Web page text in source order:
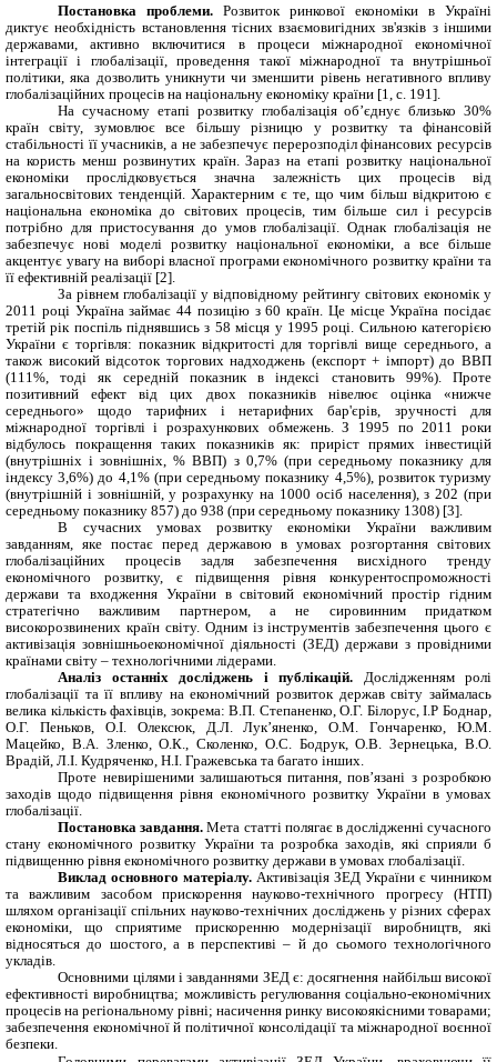
Постановка проблеми.Розвиток ринкової економіки в Україні
диктує необхідність встановлення тісних взаємовигідних зв'язків з іншими
державами, активно включитися в процеси міжнародної економічної
інтеграції і глобалізації, проведення такої міжнародної та внутрішньої
політики, яка дозволить уникнути чи зменшити рівень негативного впливу
глобалізаційних процесів на національну економіку країни [1, с. 191].
На сучасному етапі розвитку глобалізація об’єднує близько 30%
країн світу, зумовлює все більшу різницю у розвитку та фінансовій
стабільності її учасників, а не забезпечує перерозподіл фінансових ресурсів
на користь менш розвинутих країн. Зараз на етапі розвитку національної
економіки прослідковується значна залежність цих процесів від
загальносвітових тенденцій. Характерним є те, що чим більш відкритою є
національна економіка до світових процесів, тим більше сил і ресурсів
потрібно для пристосування до умов глобалізації. Однак глобалізація не
забезпечує нові моделі розвитку національної економіки, а все більше
акцентує увагу на виборі власної програми економічного розвитку країни та
її ефективній реалізації [2].
За рівнем глобалізації у відповідному рейтингу світових економік у
2011 році Україна займає 44 позицію з 60 країн. Це місце Україна посідає
третій рік поспіль піднявшись з 58 місця у 1995 році. Сильною категорією
України є торгівля: показник відкритості для торгівлі вище середнього, а
також високий відсоток торгових надходжень (експорт + імпорт) до ВВП
(111%, тоді як середній показник в індексі становить 99%). Проте
позитивний ефект від цих двох показників нівелює оцінка «нижче
середнього» щодо тарифних і нетарифних бар'єрів, зручності для
міжнародної торгівлі і розрахункових обмежень. З 1995 по 2011 роки
відбулось покращення таких показників як: приріст прямих інвестицій
(внутрішніх і зовнішніх, % ВВП) з 0,7% (при середньому показнику для
індексу 3,6%) до 4,1% (при середньому показнику 4,5%), розвиток туризму
(внутрішній і зовнішній, у розрахунку на 1000 осіб населення), з 202 (при
середньому показнику 857) до 938 (при середньому показнику 1308) [3].
В сучасних умовах розвитку економіки України важливим
завданням, яке постає перед державою в умовах розгортання світових
глобалізаційних процесів задля забезпечення висхідного тренду
економічного розвитку, є підвищення рівня конкурентоспроможності
держави та входження України в світовий економічний простір гідним
стратегічно важливим партнером, а не сировинним придатком
високорозвинених країн світу. Одним із інструментів забезпечення цього є
активізація зовнішньоекономічної діяльності (ЗЕД) держави з провідними
країнами світу – технологічними лідерами.
Аналіз останніх досліджень і публікацій. Дослідженням ролі
глобалізації та її впливу на економічний розвиток держав світу займалась
велика кількість фахівців, зокрема: В.П. Степаненко, О.Г. Білорус, І.Р Боднар,
О.Г. Пеньков, О.І. Олексюк, Д.Л. Лук’яненко, О.М. Гончаренко, Ю.М.
Мацейко, В.А. Зленко, О.К., Сколенко, О.С. Бодрук, О.В. Зернецька, В.О.
Врадій, Л.І. Кудряченко, Н.І. Гражевська та багато інших.
Проте невирішеними залишаються питання, пов’язані з розробкою
заходів щодо підвищення рівня економічного розвитку України в умовах
глобалізації.
Постановка завдання.Мета статті полягає в дослідженні сучасного
стану економічного розвитку України та розробка заходів, які сприяли б
підвищенню рівня економічного розвитку держави в умовах глобалізації.
Виклад основного матеріалу. Активізація ЗЕД України є чинником
та важливим засобом прискорення науково-технічного прогресу (НТП)
шляхом організації спільних науково-технічних досліджень у різних сферах
економіки, що сприятиме прискоренню модернізації виробництв, які
відносяться до шостого, а в перспективі – й до сьомого технологічного
укладів.
Основними цілями і завданнями ЗЕД є: досягнення найбільш високої
ефективності виробництва; можливість регулювання соціально-економічних
процесів на регіональному рівні; насичення ринку високоякісними товарами;
забезпечення економічної й політичної консолідації та міжнародної воєнної
безпеки.